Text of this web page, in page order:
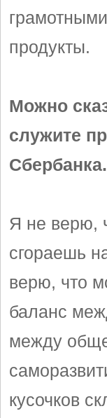
продукты.
Можно
служите
Я не верю,
сгораешь
верю, что
баланс
между
кусочков